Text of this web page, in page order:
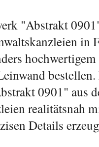
"Abstrakt
in
0901" aus
realitätsnah
Details